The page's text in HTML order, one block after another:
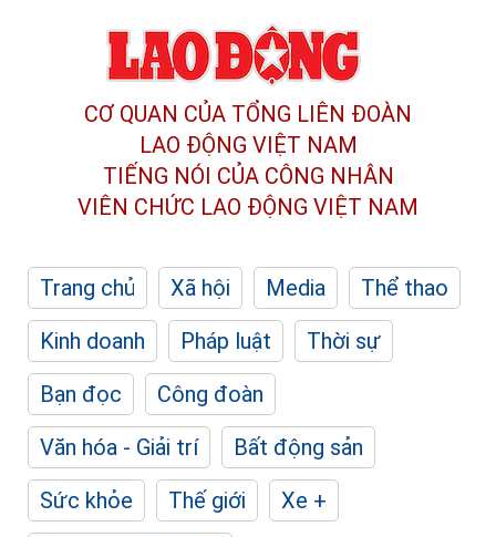
CƠ QUAN CỦA TỔNG LIÊN ĐOÀN
LAO ĐỘNG VIỆT NAM
TIẾNG NÓI CỦA CÔNG NHÂN
VIÊN CHỨC LAO ĐỘNG VIỆT NAM
Trang chủ Xã hội Media
Thể thao
Kinh doanh
Pháp luật
Thời sự
Bạn đọc
Công đoàn
Văn hóa - Giải trí
Bất động sản
Sức khỏe
Thế giới
Xe +